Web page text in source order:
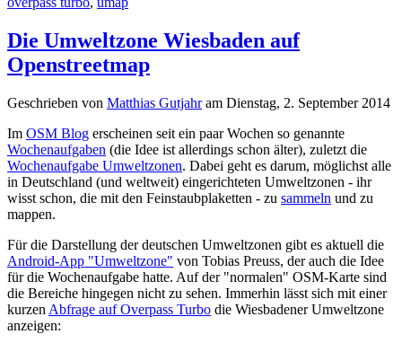
Die Umweltzone Wiesbaden auf
Openstreetmap
Geschrieben von Matthias Gutjahram Dienstag, 2. September 2014
Im OSM Blog erscheinen seit ein paar Wochen so genannte
Wochenaufgaben (die Idee ist allerdings schon älter), zuletzt die
Wochenaufgabe Umweltzonen. Dabei geht es darum, möglichst alle
in Deutschland (und weltweit) eingerichteten Umweltzonen - ihr
wisst schon, die mit den Feinstaubplaketten - zu sammeln und zu
mappen.
Für die Darstellung der deutschen Umweltzonen gibt es aktuell die
Android-App "Umweltzone" von Tobias Preuss, der auch die Idee
für die Wochenaufgabe hatte. Auf der "normalen" OSM-Karte sind
die Bereiche hingegen nicht zu sehen. Immerhin lässt sich mit einer
kurzen Abfrage auf Overpass Turbo die Wiesbadener Umweltzone
anzeigen: